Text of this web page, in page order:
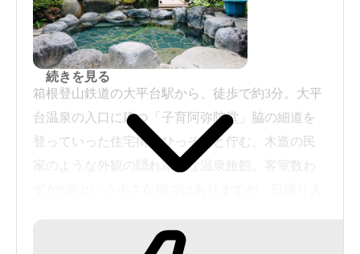
静かに、ゆっくり温泉に入る事が出来ました
静かに過ごしたい方におすすめ
お湯は無色透明で
とても温まりました
箱根登山鉄道の大平台駅から、徒歩で約3分。大平
台温泉の入口に建つ「子育阿弥陀堂」脇の細道を
登っていった住宅街にひっそりと佇む、木造の民
家のような外観の隠れ家的な温泉旅館。客室数わ
日の午後、日帰り入浴して来ました。
続きを見る